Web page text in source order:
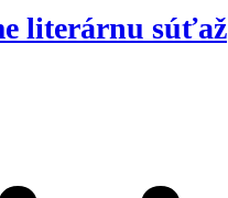
literárnu súťaž